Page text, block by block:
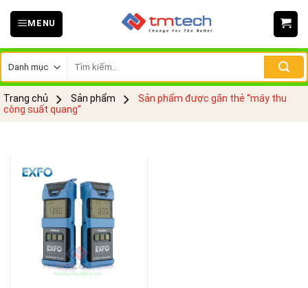
Skip
MENU
kiếm:
Trang chủ Sản phẩm
Sản phẩm được gắn thẻ “máy thu
công suất quang”